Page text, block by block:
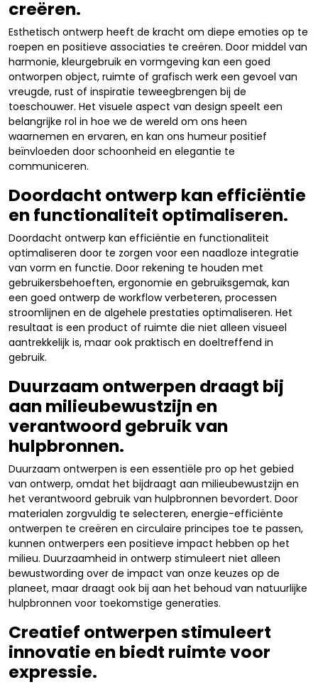
creëren.
Esthetisch ontwerp heeft de kracht om diepe emoties op te
roepen en positieve associaties te creëren. Door middel van
harmonie, kleurgebruik en vormgeving kan een goed
ontworpen object, ruimte of grafisch werk een gevoel van
vreugde, rust of inspiratie teweegbrengen bij de
toeschouwer. Het visuele aspect van design speelt een
belangrijke rol in hoe we de wereld om ons heen
waarnemen en ervaren, en kan ons humeur positief
beïnvloeden door schoonheid en elegantie te
communiceren.
Doordacht ontwerp kan efficiëntie
en functionaliteit optimaliseren.
Doordacht ontwerp kan efficiëntie en functionaliteit
optimaliseren door te zorgen voor een naadloze integratie
van vorm en functie. Door rekening te houden met
gebruikersbehoeften, ergonomie en gebruiksgemak, kan
een goed ontwerp de workflow verbeteren, processen
stroomlijnen en de algehele prestaties optimaliseren. Het
resultaat is een product of ruimte die niet alleen visueel
aantrekkelijk is, maar ook praktisch en doeltreffend in
gebruik.
Duurzaam ontwerpen draagt bij
aan milieubewustzijn en
verantwoord gebruik van
hulpbronnen.
Duurzaam ontwerpen is een essentiële pro op het gebied
van ontwerp, omdat het bijdraagt aan milieubewustzijn en
het verantwoord gebruik van hulpbronnen bevordert. Door
materialen zorgvuldig te selecteren, energie-efficiënte
ontwerpen te creëren en circulaire principes toe te passen,
kunnen ontwerpers een positieve impact hebben op het
milieu. Duurzaamheid in ontwerp stimuleert niet alleen
bewustwording over de impact van onze keuzes op de
planeet, maar draagt ook bij aan het behoud van natuurlijke
hulpbronnen voor toekomstige generaties.
Creatief ontwerpen stimuleert
innovatie en biedt ruimte voor
expressie.